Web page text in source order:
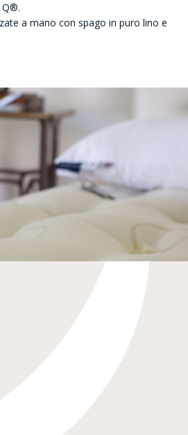
Q®.
a mano con spago in puro lino e